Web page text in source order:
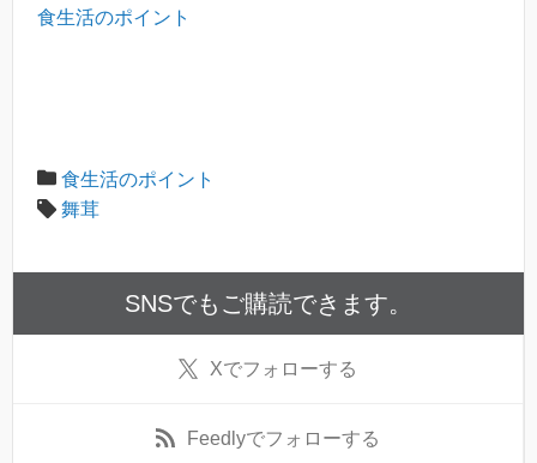
食生活のポイント
食生活のポイント
舞茸
SNSでもご購読できます。
Xでフォローする
Feedlyでフォローする